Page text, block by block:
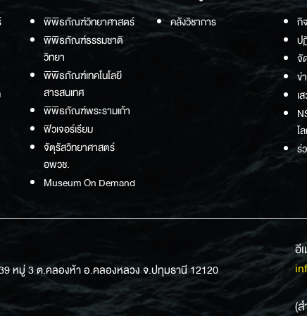
พิพิธภัณฑ์วิทยาศาสตร์
พิพิธภัณฑ์ธรรมชาติ
วิทยา
พิพิธภัณฑ์เทคโนโลยี
สารสนเทศ
พิพิธภัณฑ์พระรามเก้า
ฟิวเจอร์เรียม
จัตุรัสวิทยาศาสตร์
อพวช.
Museum On Demand
คลังวิชาการ
กิ
ป
จั
ข่
เ
โ
ร่
หมู่ 3 ต.คลองห้า อ.คลองหลวง จ.ปทุมธานี 12120
อี
(